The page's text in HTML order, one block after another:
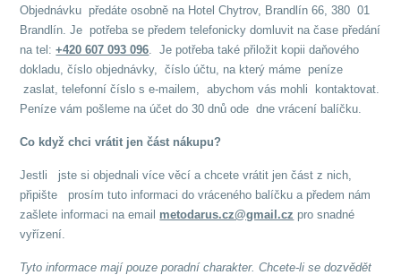
Objednávku předáte osobně na Hotel Chytrov, Brandlín 66, 380 01
Brandlín. Je potřeba se předem telefonicky domluvit na čase předání
na tel:+420 607 093 096. Je potřeba také přiložit kopii daňového
dokladu, číslo objednávky, číslo účtu, na který máme peníze
zaslat, telefonní číslo s e-mailem, abychom vás mohli kontaktovat.
Peníze vám pošleme na účet do 30 dnů ode dne vrácení balíčku.
Co když chci vrátit jen část nákupu?
Jestli jste si objednali více věcí a chcete vrátit jen část z nich,
připište prosím tuto informaci do vráceného balíčku a předem nám
zašlete informaci na email metodarus.cz@gmail.cz pro snadné
vyřízení.
Tyto informace mají pouze poradní charakter. Chcete-li se dozvědět